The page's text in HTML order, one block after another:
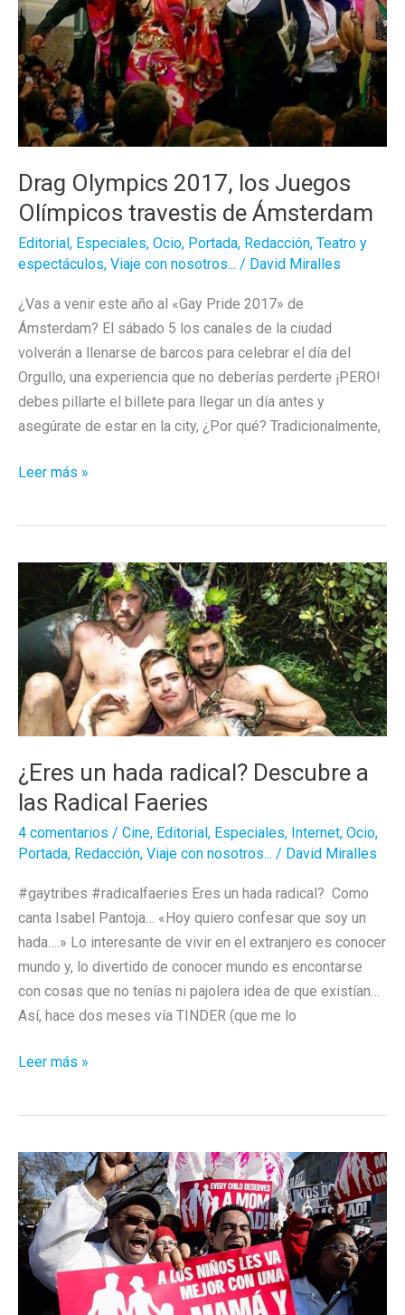
Drag Olympics 2017, los Juegos
Olímpicos travestis de Ámsterdam
Editorial, Especiales, Ocio, Portada, Redacción, Teatro y
espectáculos, Viaje con nosotros... / David Miralles
¿Vas a venir este año al «Gay Pride 2017» de
Ámsterdam? El sábado 5 los canales de la ciudad
volverán a llenarse de barcos para celebrar el día del
Orgullo, una experiencia que no deberías perderte ¡PERO!
debes pillarte el billete para llegar un día antes y
asegúrate de estar en la city, ¿Por qué? Tradicionalmente,
Drag
Juegos
Olímpicos
travestis
Ámsterdam
Leer más »
¿Eres un hada radical? Descubre a
las Radical Faeries
4 comentarios / Cine, Editorial, Especiales, Internet, Ocio,
Portada, Redacción, Viaje con nosotros... / David Miralles
#gaytribes #radicalfaeries Eres un hada radical? Como
canta Isabel Pantoja… «Hoy quiero confesar que soy un
hada….» Lo interesante de vivir en el extranjero es conocer
mundo y, lo divertido de conocer mundo es encontarse
con cosas que no tenías ni pajolera idea de que existían…
Así, hace dos meses vía TINDER (que me lo
¿Eres
Descubre
a
las
Radical
Faeries
Leer más »